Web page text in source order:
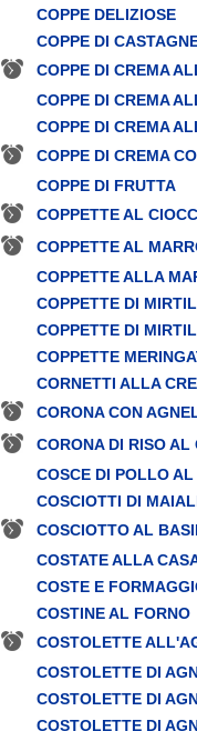
COPPE DELIZIOSE
COPPE DI
COPPE DI CREMA
COPPE DI CREMA
COPPE DI CREMA
COPPE DI CREMA
COPPE DI FRUTTA
COPPETTE AL
COPPETTE AL
COPPETTE ALLA
COPPETTE DI
COPPETTE DI
COPPETTE
CORNETTI ALLA
CORONA CON
CORONA DI RISO AL
COSCE DI POLLO
COSCIOTTI DI
COSCIOTTO AL
COSTATE ALLA
COSTE E
COSTINE AL FORNO
COSTOLETTE
COSTOLETTE DI
COSTOLETTE DI
COSTOLETTE DI